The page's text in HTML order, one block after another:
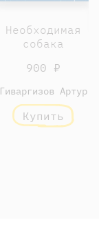
Необходимая
собака
900 ₽
Гиваргизов Артур
Купить